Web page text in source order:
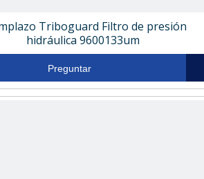
Triboguard Filtro de presión
hidráulica 9600133um
Preguntar